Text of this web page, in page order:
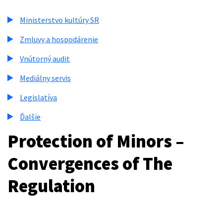
Ministerstvo kultúry SR
Zmluvy a hospodárenie
Vnútorný audit
Mediálny servis
Legislatíva
Ďalšie
Protection of Minors –
Convergences of The
Regulation